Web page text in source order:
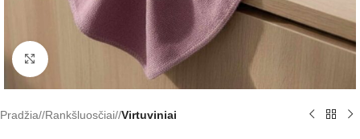
Padidinti
Pradžia/ Rankšluosčiai/ Virtuviniai